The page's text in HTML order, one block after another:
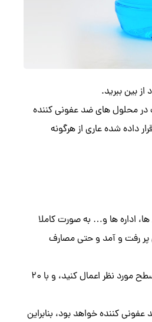
بین ببرید.
در محلول های ضد عفونی کننده
داده شده عاری از هرگونه
اداره ها و… به صورت کاملا
پر رفت و آمد و حتی مصارف
روش صحیح استفاده از این محلول بدین گونه است که ابتدا باید کمی از محلول را بر روی دست و یا سطح مورد نظر اعمال کنید، و با ۲۰
عفونی کننده خواهد بود، بنابراین